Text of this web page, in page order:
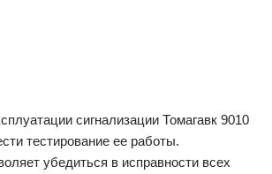
сигнализации Томагавк 9010
тестирование ее работы.
убедиться в исправности всех